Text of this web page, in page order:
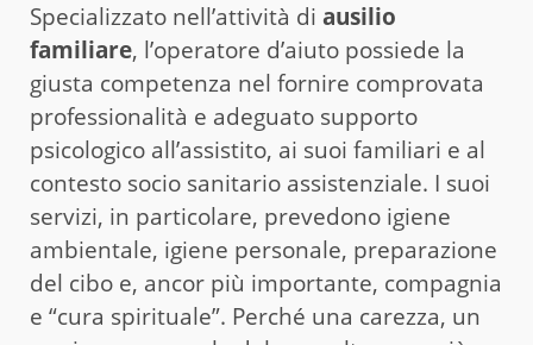
Specializzato nell’attività di ausilio
familiare, l’operatore d’aiuto possiede la
giusta competenza nel fornire comprovata
professionalità e adeguato supporto
psicologico all’assistito, ai suoi familiari e al
contesto socio sanitario assistenziale. I suoi
servizi, in particolare, prevedono igiene
ambientale, igiene personale, preparazione
del cibo e, ancor più importante, compagnia
e “cura spirituale”. Perché una carezza, un